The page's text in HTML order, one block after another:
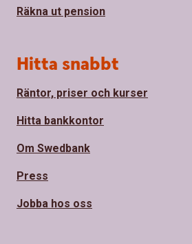
Räkna ut pension
Hitta snabbt
Räntor, priser och kurser
Hitta bankkontor
Om Swedbank
Press
Jobba hos oss